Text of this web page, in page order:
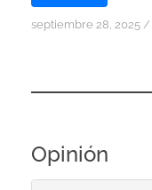
septiembre 28, 2025 /
Opinión